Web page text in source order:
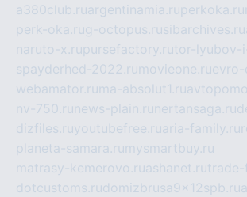
a380club.ruargentinamia.ruperkoka.ru
perk-oka.rug-octopus.rusibarchives.ru
naruto-x.rupursefactory.rutor-lyubov-
spayderhed-2022.ru movieone.ruevro-
webamator.ru ma-absolut1.ru
nv-750.ru news-plain.ru nertansaga.ru
dizfiles.ruyoutubefree.ruaria-family.ru
planeta-samara.ru mysmartbuy.ru
matrasy-kemerovo.ruashanet.ru
dotcustoms.rudomizbrusa9x12spb.ru